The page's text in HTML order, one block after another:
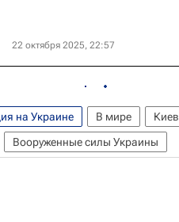
22 октября 2025, 22:57
на Украине В мире Киев
Вооруженные силы Украины